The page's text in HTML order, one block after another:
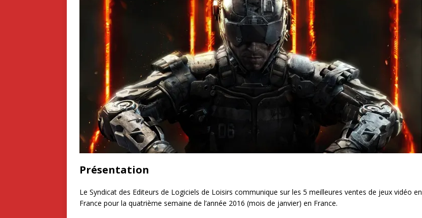
Présentation
Le Syndicat des Editeurs de Logiciels de Loisirs communique sur les 5 meilleures ventes de jeux vidéo en
France pour la quatrième semaine de l’année 2016 (mois de janvier) en France.